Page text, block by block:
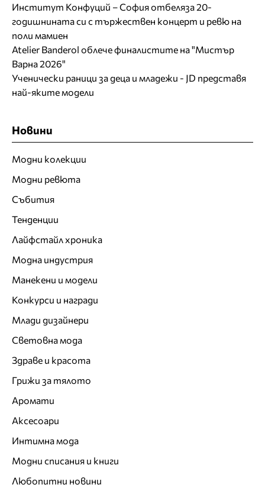
Институт Конфуций – София отбеляза 20-
годишнината си с тържествен концерт и ревю на
поли мамиен
Atelier Banderol облече финалистите на "Мистър
Варна 2026"
Ученически раници за деца и младежи - JD представя
най-яките модели
Новини
Модни колекции
Модни ревюта
Събития
Тенденции
Лайфстайл хроника
Модна индустрия
Манекени и модели
Конкурси и награди
Млади дизайнери
Световна мода
Здраве и красота
Грижи за тялото
Аромати
Аксесоари
Интимна мода
Модни списания и книги
Любопитни новини